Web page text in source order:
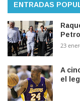
ENTRADAS
23
A
el